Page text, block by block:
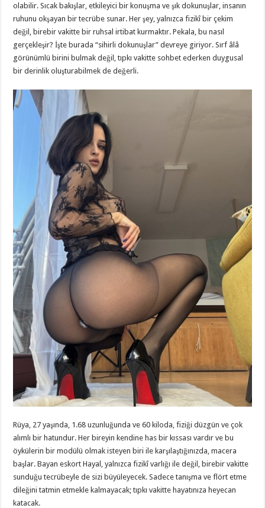
olabilir. Sıcak bakışlar, etkileyici bir konuşma ve şık dokunuşlar, insanın
ruhunu okşayan bir tecrübe sunar. Her şey, yalnızca fizikî bir çekim
değil, birebir vakitte bir ruhsal irtibat kurmaktır. Pekala, bu nasıl
gerçekleşir? İşte burada “sihirli dokunuşlar” devreye giriyor. Sırf âlâ
görünümlü birini bulmak değil, tıpkı vakitte sohbet ederken duygusal
bir derinlik oluşturabilmek de değerli.
Rüya, 27 yaşında, 1.68 uzunluğunda ve 60 kiloda, fiziği düzgün ve çok
alımlı bir hatundur. Her bireyin kendine has bir kıssası vardır ve bu
öykülerin bir modülü olmak isteyen biri ile karşılaştığınızda, macera
başlar. Bayan eskort Hayal, yalnızca fizikî varlığı ile değil, birebir vakitte
sunduğu tecrübeyle de sizi büyüleyecek. Sadece tanışma ve flört etme
dileğini tatmin etmekle kalmayacak; tıpkı vakitte hayatınıza heyecan
katacak.